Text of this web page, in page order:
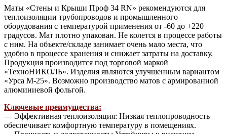
Маты «Стены и Крыши Проф 34 RN» рекомендуются для
теплоизоляции трубопроводов и промышленного
оборудования с температурой применения от -60 до +220
градусов. Мат плотно упакован. Не колется в процессе работы
с ним. На объекте/складе занимает очень мало места, что
удобно в процессе хранения и снижает затраты на доставку.
Продукция производится под торговой маркой
«ТехноНИКОЛЬ». Изделия являются улучшенным вариантом
«Урса М-25». Возможно производство матов с армированной
алюминиевой фольгой.
Ключевые преимущества:
— Эффективная теплоизоляция: Низкая теплопроводность
обеспечивает комфортную температуру в помещениях.